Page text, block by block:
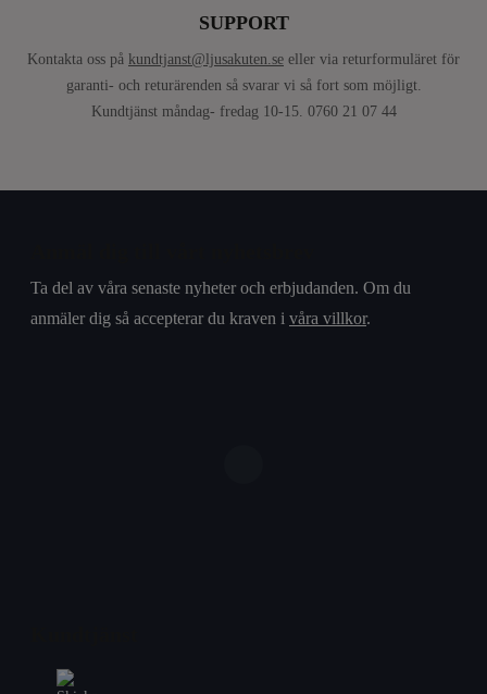
SUPPORT
Kontakta oss på kundtjanst@ljusakuten.se eller via returformuläret för
garanti- och returärenden så svarar vi så fort som möjligt.
Kundtjänst måndag- fredag 10-15. 0760 21 07 44
Ta del av våra senaste nyheter och erbjudanden. Om du
anmäler dig så accepterar du kraven i våra villkor.